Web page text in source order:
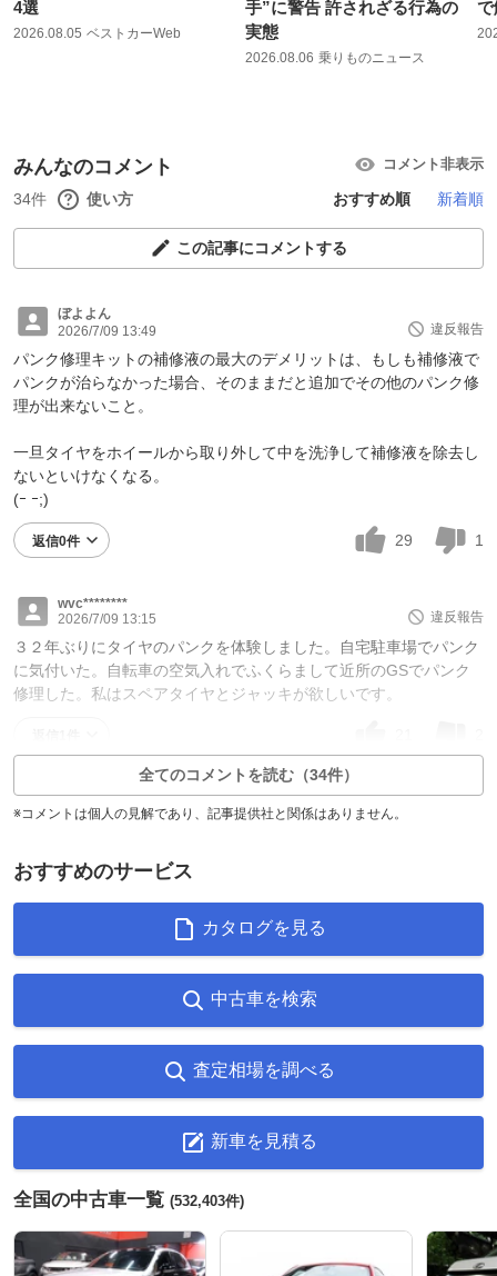
4選
2026.08.05 ベストカーWeb
手”に警告 許されざる行為の
実態
2026.08.06 乗りものニュース
で
みんなのコメント コメント非表示
34件 使い方 おすすめ順 新着順
この記事にコメントする
ぼよよん
2026/7/09 13:49
違反報告
パンク修理キットの補修液の最大のデメリットは、もしも補修液で
パンクが治らなかった場合、そのままだと追加でその他のパンク修
理が出来ないこと。
一旦タイヤをホイールから取り外して中を洗浄して補修液を除去し
ないといけなくなる。
(ｰ ｰ;)
返信0件 29 1
wvc********
2026/7/09 13:15
違反報告
３２年ぶりにタイヤのパンクを体験しました。自宅駐車場でパンク
に気付いた。自転車の空気入れでふくらまして近所のGSでパンク
修理した。私はスペアタイヤとジャッキが欲しいです。
全てのコメントを読む（34件）
※コメントは個人の見解であり、記事提供社と関係はありません。
おすすめのサービス
カタログを見る
中古車を検索
査定相場を調べる
新車を見積る
全国の中古車一覧 (532,403件)